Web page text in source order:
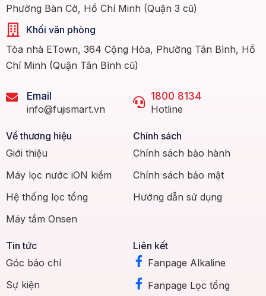
Phường Bàn Cờ, Hồ Chí Minh (Quận 3 cũ)
Khối văn phòng
Tòa nhà ETown, 364 Cộng Hòa, Phường Tân Bình, Hồ
Chí Minh (Quận Tân Bình cũ)
1800 8134
Hotline
Email
info@fujismart.vn
Về thương hiệu
Giới thiệu
Máy lọc nước iON kiềm
Hệ thống lọc tổng
Máy tắm Onsen
Chính sách
Chính sách bảo hành
Chính sách bảo mật
Hướng dẫn sử dụng
Tin tức
Góc báo chí
Sự kiện
Liên kết
Fanpage Alkaline
Fanpage Lọc tổng